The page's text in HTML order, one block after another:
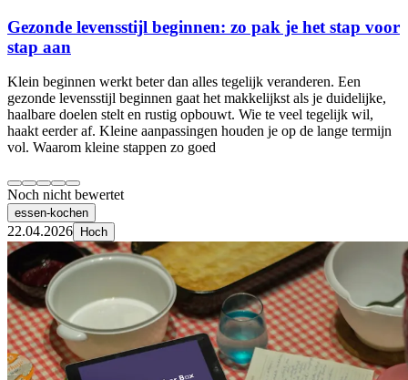
Gezonde levensstijl beginnen: zo pak je het stap voor
stap aan
Klein beginnen werkt beter dan alles tegelijk veranderen. Een
gezonde levensstijl beginnen gaat het makkelijkst als je duidelijke,
haalbare doelen stelt en rustig opbouwt. Wie te veel tegelijk wil,
haakt eerder af. Kleine aanpassingen houden je op de lange termijn
vol. Waarom kleine stappen zo goed
Noch nicht bewertet
essen-kochen
22.04.2026 Hoch